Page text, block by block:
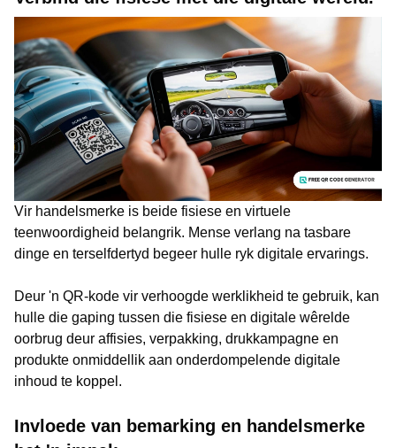
Vir handelsmerke is beide fisiese en virtuele
teenwoordigheid belangrik. Mense verlang na tasbare
dinge en terselfdertyd begeer hulle ryk digitale ervarings.
Deur 'n QR-kode vir verhoogde werklikheid te gebruik, kan
hulle die gaping tussen die fisiese en digitale wêrelde
oorbrug deur affisies, verpakking, drukkampagne en
produkte onmiddellik aan onderdompelende digitale
inhoud te koppel.
Invloede van bemarking en handelsmerke